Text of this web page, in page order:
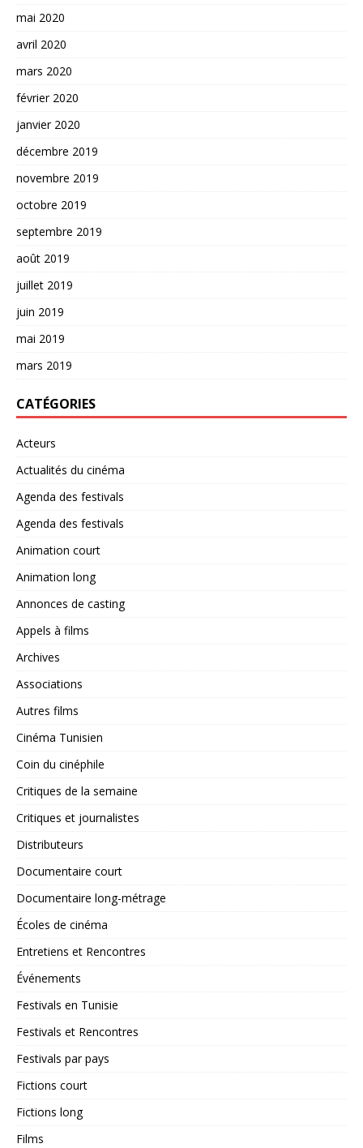
mai 2020
avril 2020
mars 2020
février 2020
janvier 2020
décembre 2019
novembre 2019
octobre 2019
septembre 2019
août 2019
juillet 2019
juin 2019
mai 2019
mars 2019
CATÉGORIES
Acteurs
Actualités du cinéma
Agenda des festivals
Agenda des festivals
Animation court
Animation long
Annonces de casting
Appels à films
Archives
Associations
Autres films
Cinéma Tunisien
Coin du cinéphile
Critiques de la semaine
Critiques et journalistes
Distributeurs
Documentaire court
Documentaire long-métrage
Écoles de cinéma
Entretiens et Rencontres
Événements
Festivals en Tunisie
Festivals et Rencontres
Festivals par pays
Fictions court
Fictions long
Films